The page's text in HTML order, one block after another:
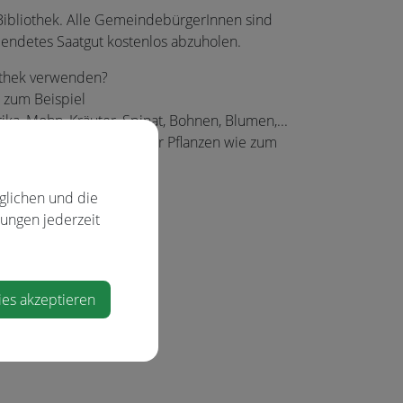
Alle GemeindebürgerInnen sind
Saatgut kostenlos abzuholen.
verwenden?
Beispiel
Mohn, Kräuter, Spinat, Bohnen, Blumen,...
und Fremdbestäuber Pflanzen wie zum
und die
jederzeit
akzeptieren